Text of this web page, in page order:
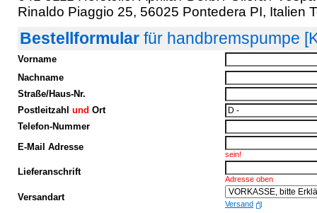
Rinaldo Piaggio 25, 56025 Pontedera PI, Italien
Bestellformular für handbremspumpe
Vorname
Nachname
Straße/Haus-Nr.
Postleitzahl und Ort
Telefon-Nummer
E-Mail Adresse
sein!
Lieferanschrift
Adresse oben
Versandart
Versand